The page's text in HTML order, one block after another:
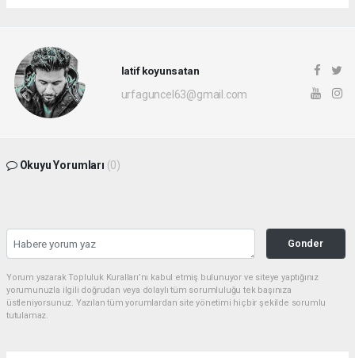
latif koyunsatan
urfaguncel63@gmail.com
Okuyu Yorumları (0)
Gonder
Yorum yazarak Topluluk Kuralları’nı kabul etmiş bulunuyor ve siteye yaptığınız
yorumunuzla ilgili doğrudan veya dolaylı tüm sorumluluğu tek başınıza
üstleniyorsunuz. Yazılan tüm yorumlardan site yönetimi hiçbir şekilde sorumlu
tutulamaz.